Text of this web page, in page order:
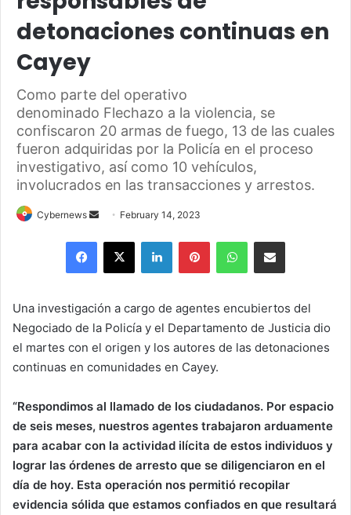
detonaciones continuas en
Cayey
Como parte del operativo
denominado Flechazo a la violencia, se
confiscaron 20 armas de fuego, 13 de las cuales
fueron adquiridas por la Policía en el proceso
investigativo, así como 10 vehículos,
involucrados en las transacciones y arrestos.
Cybernews
Send
email
February 14, 2023
Facebook
X LinkedInPinterestWhatsAppShare via Email
Una investigación a cargo de agentes encubiertos del
Negociado de la Policía y el Departamento de Justicia dio
el martes con el origen y los autores de las detonaciones
continuas en comunidades en Cayey.
“Respondimos al llamado de los ciudadanos. Por espacio
de seis meses, nuestros agentes trabajaron arduamente
para acabar con la actividad ilícita de estos individuos y
lograr las órdenes de arresto que se diligenciaron en el
día de hoy. Esta operación nos permitió recopilar
evidencia sólida que estamos confiados en que resultará